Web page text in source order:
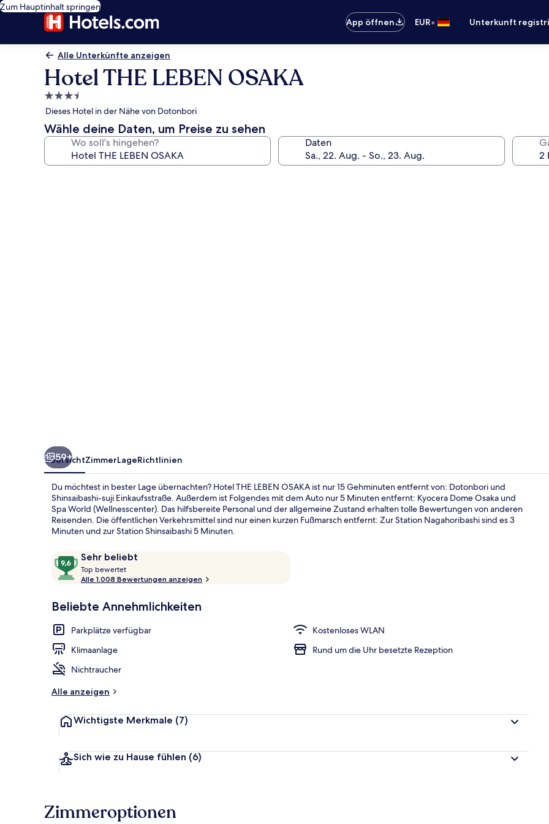
Zum Hauptinhalt springen
App öffnen
EUR• Unterkunft
Alle Unterkünfte anzeigen
Hotel THE LEBEN OSAKA
3.5-
Sterne-
Unterkunft
Dieses Hotel in der Nähe von Dotonbori
Wähle deine Daten, um Preise zu sehen
Wo soll’s hingehen? Daten
Ausstattung
59+
ÜbersichtZimmerLageRichtlinien
Du möchtest in bester Lage übernachten? Hotel THE LEBEN OSAKA ist nur 15 Gehminuten entfernt von: Dotonbori und
Shinsaibashi-suji Einkaufsstraße. Außerdem ist Folgendes mit dem Auto nur 5 Minuten entfernt: Kyocera Dome Osaka und
Spa World (Wellnesscenter). Das hilfsbereite Personal und der allgemeine Zustand erhalten tolle Bewertungen von anderen
Reisenden. Die öffentlichen Verkehrsmittel sind nur einen kurzen Fußmarsch entfernt: Zur Station Nagahoribashi sind es 3
Minuten und zur Station Shinsaibashi 5 Minuten.
Bewertungen
Sehr beliebt
9,6
von
10,
beliebt
Top bewertet
o
b
w
Alle 1.008 Bewertungen anzeigen
Beliebte Annehmlichkeiten
Parkplätze verfügbar
Kostenloses WLAN
Klimaanlage
Rund um die Uhr besetzte Rezeption
Nichtraucher
Alle anzeigen
Wichtigste Merkmale (7)
Sich wie zu Hause fühlen (6)
Zimmeroptionen